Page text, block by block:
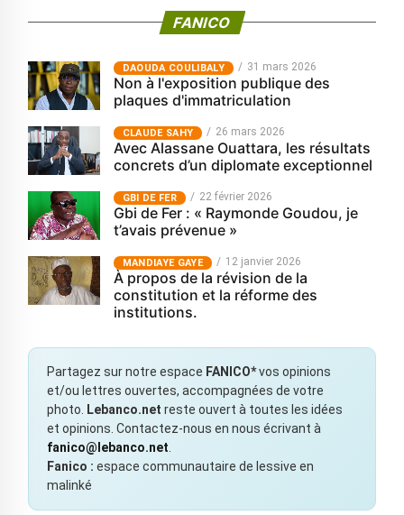
FANICO
‎DAOUDA COULIBALY 31 mars 2026
Non à l'exposition publique des
plaques d'immatriculation
CLAUDE SAHY 26 mars 2026
Avec Alassane Ouattara, les résultats
concrets d’un diplomate exceptionnel
GBI DE FER 22 février 2026
Gbi de Fer : « Raymonde Goudou, je
t’avais prévenue »
MANDIAYE GAYE 12 janvier 2026
À propos de la révision de la
constitution et la réforme des
institutions.
Partagez sur notre espace FANICO*vos opinions
et/ou lettres ouvertes, accompagnées de votre
photo.
Lebanco.net reste ouvert à toutes les idées
et opinions. Contactez-nous en nous écrivant à
fanico@lebanco.net
Fanico : espace communautaire de lessive en
malinké